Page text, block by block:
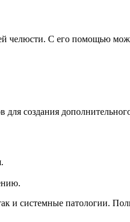
челюсти. С его помощью
для создания
и системные патологии.